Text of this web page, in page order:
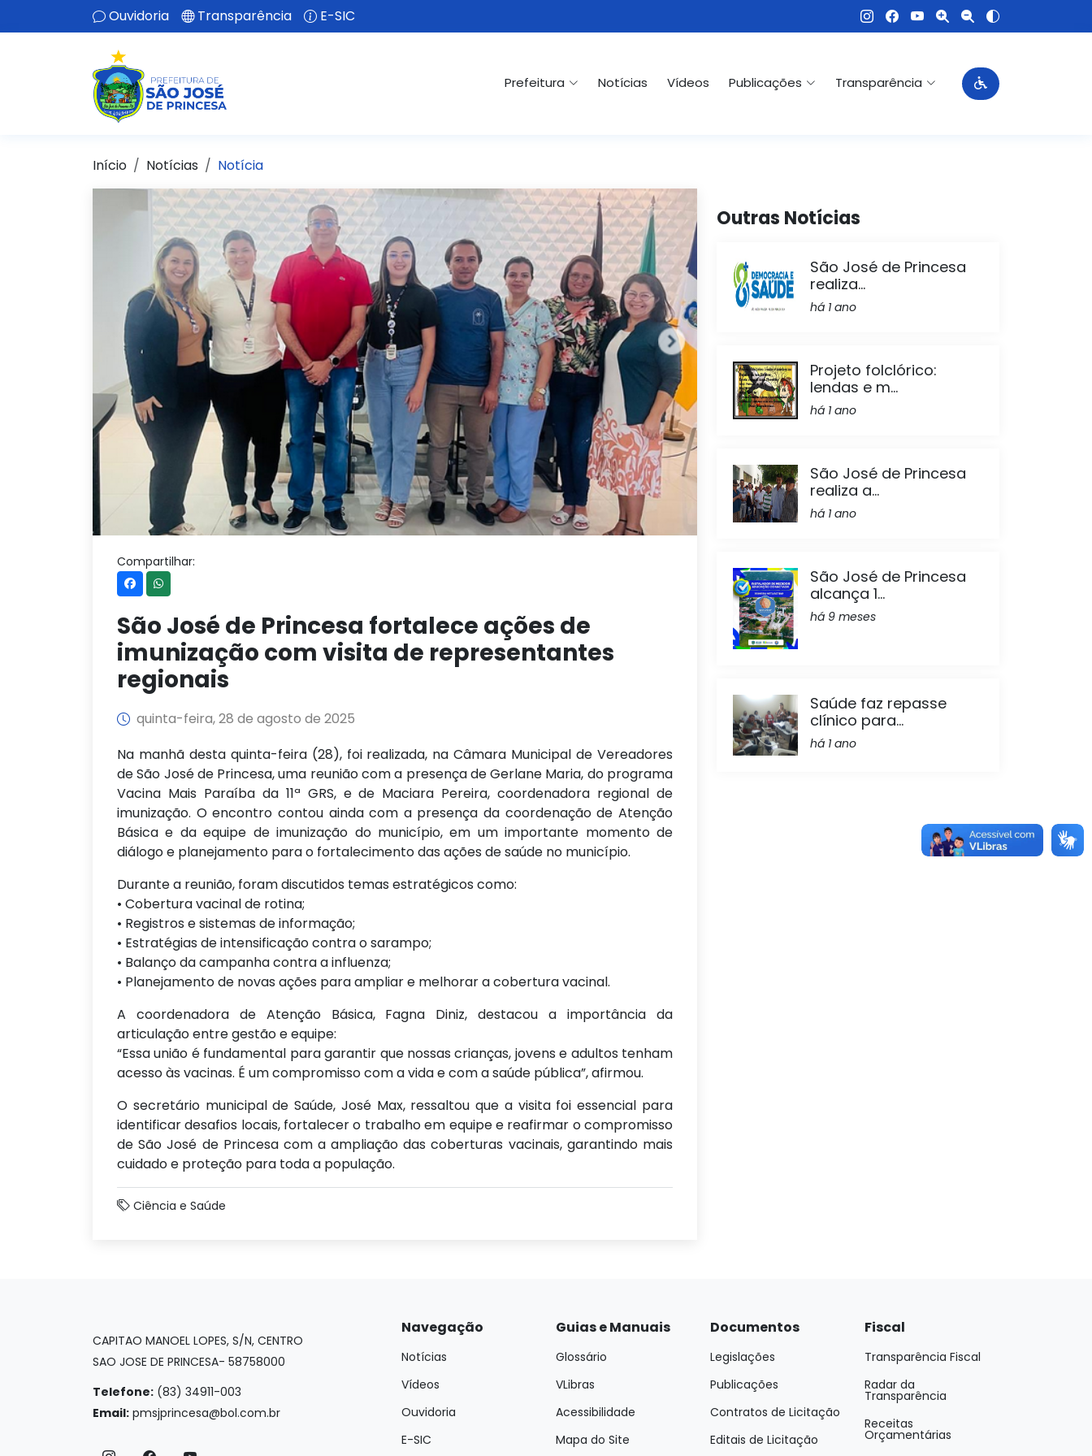
Ouvidoria Transparência E-SIC
Prefeitura Notícias Vídeos Publicações Transparência
Início Notícias Notícia
Compartilhar:
São José de Princesa fortalece ações de
imunização com visita de representantes
regionais
quinta-feira, 28 de agosto de 2025
Na manhã desta quinta-feira (28), foi realizada, na Câmara Municipal de Vereadores
de São José de Princesa, uma reunião com a presença de Gerlane Maria, do programa
Vacina Mais Paraíba da 11ª GRS, e de Maciara Pereira, coordenadora regional de
imunização. O encontro contou ainda com a presença da coordenação de Atenção
Básica e da equipe de imunização do município, em um importante momento de
diálogo e planejamento para o fortalecimento das ações de saúde no município.
Durante a reunião, foram discutidos temas estratégicos como:
• Cobertura vacinal de rotina;
• Registros e sistemas de informação;
• Estratégias de intensificação contra o sarampo;
• Balanço da campanha contra a influenza;
• Planejamento de novas ações para ampliar e melhorar a cobertura vacinal.
A coordenadora de Atenção Básica, Fagna Diniz, destacou a importância da
articulação entre gestão e equipe:
“Essa união é fundamental para garantir que nossas crianças, jovens e adultos tenham
acesso às vacinas. É um compromisso com a vida e com a saúde pública”, afirmou.
O secretário municipal de Saúde, José Max, ressaltou que a visita foi essencial para
identificar desafios locais, fortalecer o trabalho em equipe e reafirmar o compromisso
de São José de Princesa com a ampliação das coberturas vacinais, garantindo mais
cuidado e proteção para toda a população.
Ciência e Saúde
Outras Notícias
São José de Princesa
realiza...
há 1 ano
Projeto folclórico:
lendas e m...
há 1 ano
São José de Princesa
realiza a...
há 1 ano
São José de Princesa
alcança 1...
há 9 meses
Saúde faz repasse
clínico para...
há 1 ano
CAPITAO MANOEL LOPES, S/N, CENTRO
SAO JOSE DE PRINCESA- 58758000
Telefone: (83) 34911-003
Email: pmsjprincesa@bol.com.br
Navegação
Notícias
Vídeos
Ouvidoria
E-SIC
Guias e Manuais
Glossário
VLibras
Acessibilidade
Mapa do Site
Documentos
Legislações
Publicações
Contratos de Licitação
Editais de Licitação
Fiscal
Transparência Fiscal
Radar da
Transparência
Receitas
Orçamentárias